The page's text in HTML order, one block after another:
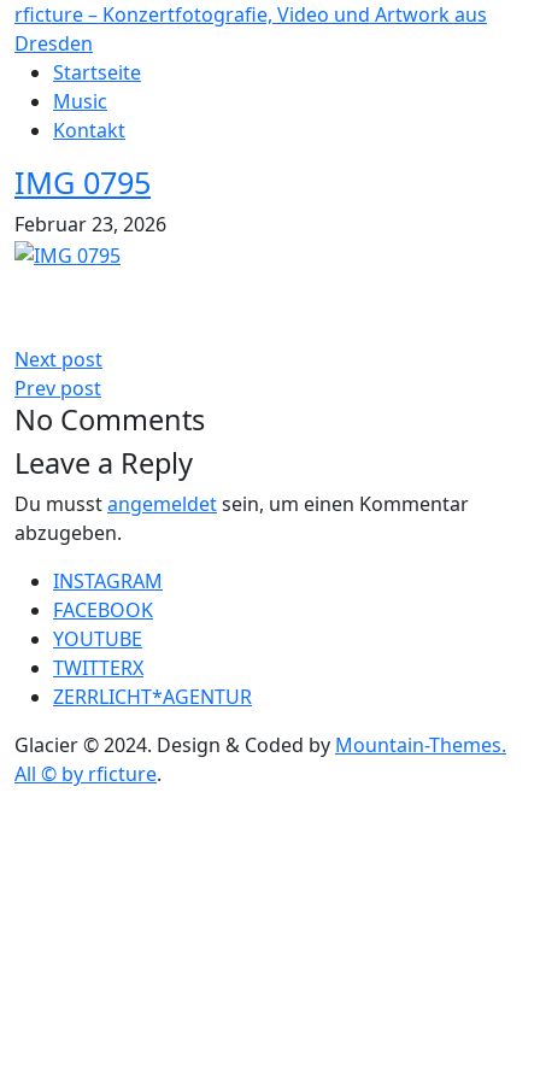
rficture – Konzertfotografie, Video und Artwork aus
Dresden
Startseite
Music
Kontakt
IMG 0795
Februar 23, 2026
Next post
Prev post
No Comments
Leave a Reply
Du musstangemeldetsein, um einen Kommentar
abzugeben.
INSTAGRAM
FACEBOOK
YOUTUBE
TWITTERX
ZERRLICHT*AGENTUR
Glacier © 2024. Design & Coded by Mountain-Themes.
All © by rficture.